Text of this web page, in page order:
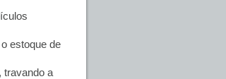
estoque de
travando a